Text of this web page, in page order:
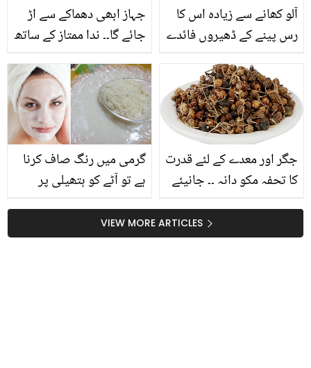
جہاز ابھی دھماکے سے اڑ
جائے گا۔۔ ندا ممتاز کے ساتھ
پیش آیا تھا؟
آلو کھانے سے زیادہ اس کا
رس پینے کے ڈھیروں فائدے
بھی کبھی اس کے رس کا
استعمال کرنا نہیں بھولیں
گے
گرمی میں رنگ صاف کرنا
ہے تو آٹے کو ہتھیلی پر
سے استعمال کریں،
جگر اور معدے کے لئے قدرت
کا تحفہ مکو دانہ ۔۔ جانیئے
VIEW MORE ARTICLES